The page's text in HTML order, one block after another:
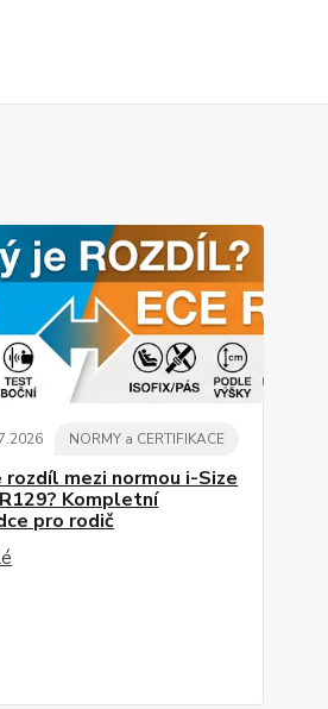
.2026 NORMY a CERTIFIKACE
rozdíl mezi normou i-Size
R129? Kompletní
pro rodič